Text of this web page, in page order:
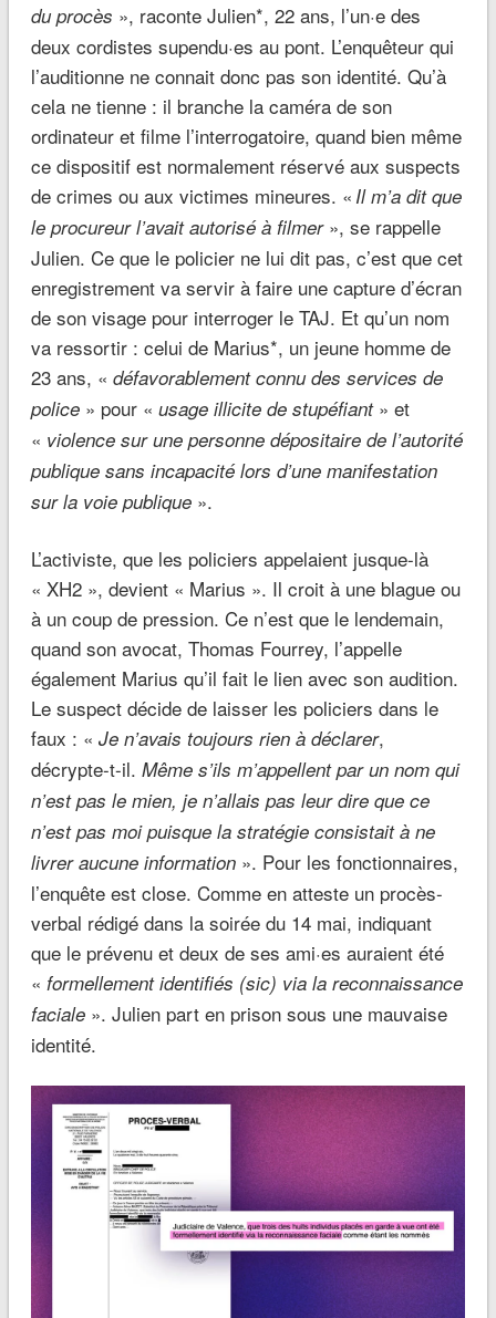
du procès », raconte Julien*, 22 ans, l’un·e des
deux cordistes supendu·es au pont. L’enquêteur qui
l’auditionne ne connait donc pas son identité. Qu’à
cela ne tienne : il branche la caméra de son
ordinateur et filme l’interrogatoire, quand bien même
ce dispositif est normalement réservé aux suspects
de crimes ou aux victimes mineures. « Il m’a dit que
le procureur l’avait autorisé à filmer», se rappelle
Julien. Ce que le policier ne lui dit pas, c’est que cet
enregistrement va servir à faire une capture d’écran
de son visage pour interroger le TAJ. Et qu’un nom
va ressortir : celui de Marius*, un jeune homme de
23 ans, « défavorablement connu des services de
police» pour « usage illicite de stupéfiant» et
« violence sur une personne dépositaire de l’autorité
publique sans incapacité lors d’une manifestation
sur la voie publique».
L’activiste, que les policiers appelaient jusque-là
« XH2 », devient « Marius ». Il croit à une blague ou
à un coup de pression. Ce n’est que le lendemain,
quand son avocat, Thomas Fourrey, l’appelle
également Marius qu’il fait le lien avec son audition.
Le suspect décide de laisser les policiers dans le
faux : « Je n’avais toujours rien à déclarer,
décrypte-t-il. Même s’ils m’appellent par un nom qui
n’est pas le mien, je n’allais pas leur dire que ce
n’est pas moi puisque la stratégie consistait à ne
livrer aucune information». Pour les fonctionnaires,
l’enquête est close. Comme en atteste un procès-
verbal rédigé dans la soirée du 14 mai, indiquant
que le prévenu et deux de ses ami·es auraient été
« formellement identifiés (sic) via la reconnaissance
faciale». Julien part en prison sous une mauvaise
identité.